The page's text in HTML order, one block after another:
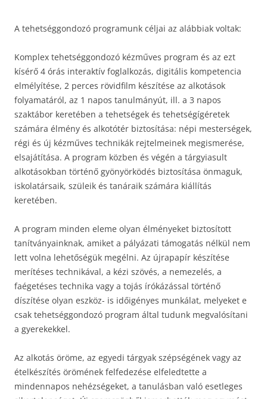
A tehetséggondozó programunk céljai az alábbiak voltak:
Komplex tehetséggondozó kézműves program és az ezt
kísérő 4 órás interaktív foglalkozás, digitális kompetencia
elmélyítése, 2 perces rövidfilm készítése az alkotások
folyamatáról, az 1 napos tanulmányút, ill. a 3 napos
szaktábor keretében a tehetségek és tehetségígéretek
számára élmény és alkotótér biztosítása: népi mesterségek,
régi és új kézműves technikák rejtelmeinek megismerése,
elsajátítása. A program közben és végén a tárgyiasult
alkotásokban történő gyönyörködés biztosítása önmaguk,
iskolatársaik, szüleik és tanáraik számára kiállítás
keretében.
A program minden eleme olyan élményeket biztosított
tanítványainknak, amiket a pályázati támogatás nélkül nem
lett volna lehetőségük megélni. Az újrapapír készítése
merítéses technikával, a kézi szövés, a nemezelés, a
faégetéses technika vagy a tojás írókázással történő
díszítése olyan eszköz- is időigényes munkálat, melyeket e
csak tehetséggondozó program által tudunk megvalósítani
a gyerekekkel.
Az alkotás öröme, az egyedi tárgyak szépségének vagy az
ételkészítés örömének felfedezése elfeledtette a
mindennapos nehézségeket, a tanulásban való esetleges